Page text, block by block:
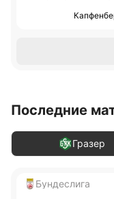
Последние
Гразер
Бундеслига